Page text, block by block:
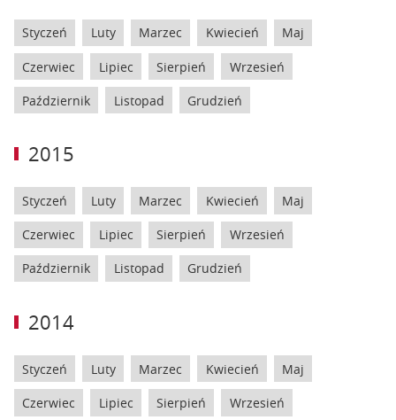
Styczeń Luty Marzec Kwiecień Maj
Czerwiec Lipiec Sierpień Wrzesień
Październik Listopad Grudzień
2015
Styczeń Luty Marzec Kwiecień Maj
Czerwiec Lipiec Sierpień Wrzesień
Październik Listopad Grudzień
2014
Styczeń Luty Marzec Kwiecień Maj
Czerwiec Lipiec Sierpień Wrzesień